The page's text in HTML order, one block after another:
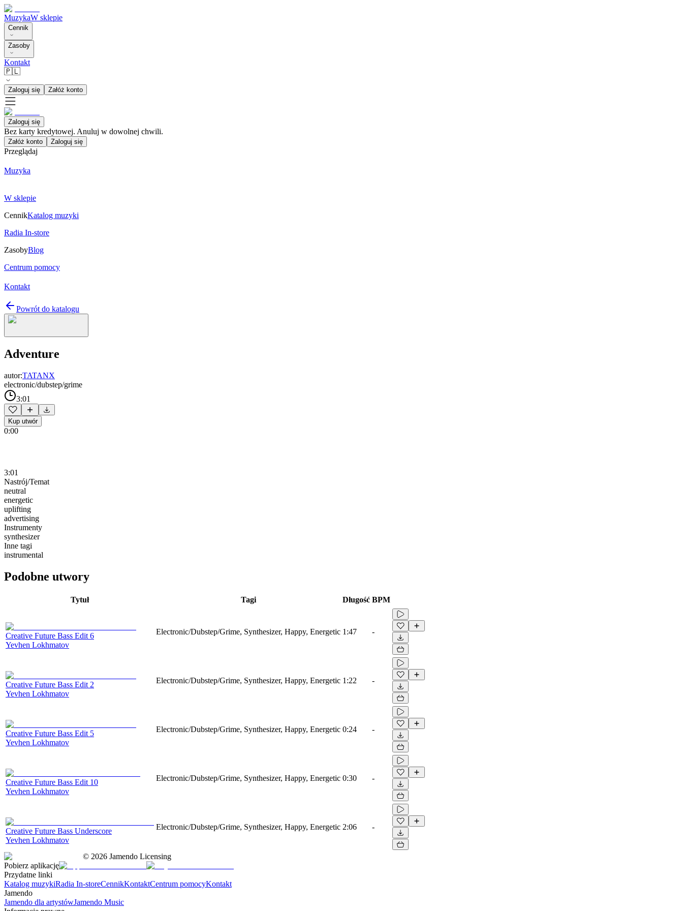
MuzykaW sklepie
Cennik
Zasoby
Kontakt
🇵🇱
Zaloguj się Załóż konto
Zaloguj się
Bez karty kredytowej. Anuluj w dowolnej chwili.
Załóż konto Zaloguj się
Przeglądaj
Muzyka
W sklepie
CennikKatalog muzyki
Radia In-store
ZasobyBlog
Centrum pomocy
Kontakt
Powrót do katalogu
Adventure
autor:TATANX
electronic/dubstep/grime
3:01
Kup utwór
0:00
3:01
Nastrój/Temat
neutral
energetic
uplifting
advertising
Instrumenty
synthesizer
Inne tagi
instrumental
Podobne utwory
Tytuł Tagi Długość BPM
Creative Future Bass Edit 6
Yevhen Lokhmatov
Electronic/Dubstep/Grime, Synthesizer, Happy, Energetic 1:47 -
Creative Future Bass Edit 2
Yevhen Lokhmatov
Electronic/Dubstep/Grime, Synthesizer, Happy, Energetic 1:22 -
Creative Future Bass Edit 5
Yevhen Lokhmatov
Electronic/Dubstep/Grime, Synthesizer, Happy, Energetic 0:24 -
Creative Future Bass Edit 10
Yevhen Lokhmatov
Electronic/Dubstep/Grime, Synthesizer, Happy, Energetic 0:30 -
Creative Future Bass Underscore
Yevhen Lokhmatov
Electronic/Dubstep/Grime, Synthesizer, Happy, Energetic 2:06 -
© 2026 Jamendo Licensing
Pobierz aplikację
Przydatne linki
Katalog muzykiRadia In-storeCennikKontaktCentrum pomocyKontakt
Jamendo
Jamendo dla artystówJamendo Music